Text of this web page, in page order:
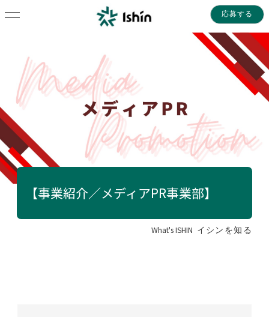
応募する
【事業紹介／メディアPR事業部】
What's ISHIN イシンを知る